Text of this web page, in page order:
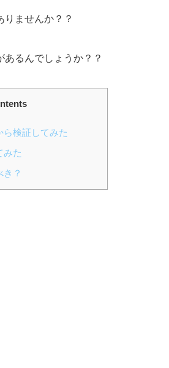
りませんか？？
あるんでしょうか？？
検証してみた
みた
？